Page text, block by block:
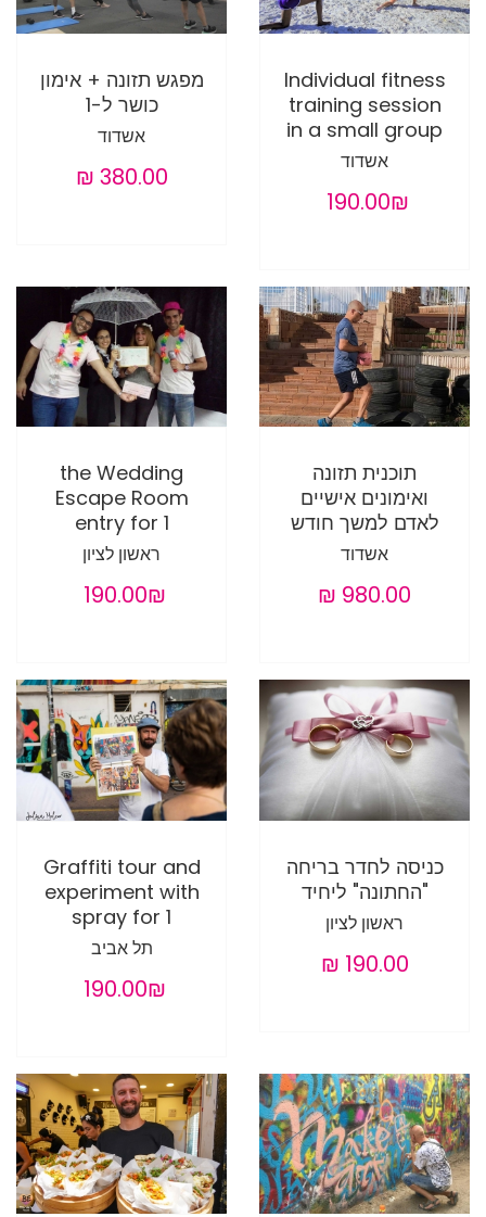
Individual fitness
training session
in a small group
אשדוד
‏190.00 ‏₪
מפגש תזונה + אימון
כושר ל-1
אשדוד
תוכנית תזונה
ואימונים אישיים
לאדם למשך חודש
אשדוד
the Wedding
Escape Room
entry for 1
ראשון לציון
‏190.00 ‏₪
כניסה לחדר בריחה
"החתונה" ליחיד
ראשון לציון
Graffiti tour and
experiment with
spray for 1
תל אביב
‏190.00 ‏₪